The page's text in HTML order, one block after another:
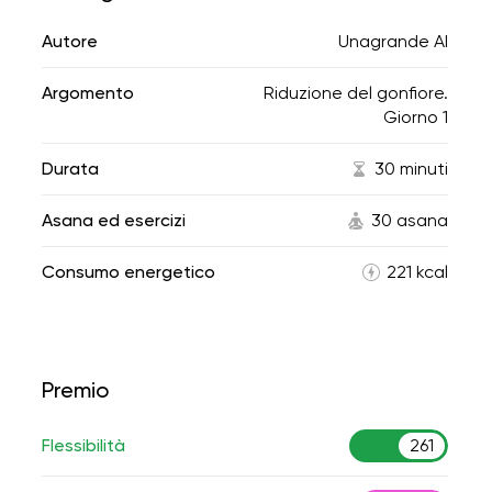
Autore Unagrande AI
Argomento
Riduzione del gonfiore.
Giorno 1
Durata 30 minuti
Asana ed esercizi 30 asana
Consumo energetico 221 kcal
Premio
Flessibilità 261